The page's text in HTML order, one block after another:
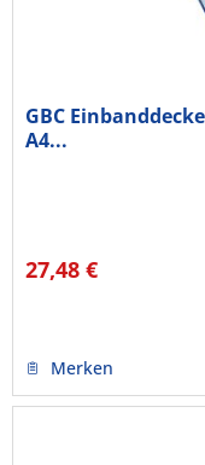
GBC
A4...
27,48 €
Merken